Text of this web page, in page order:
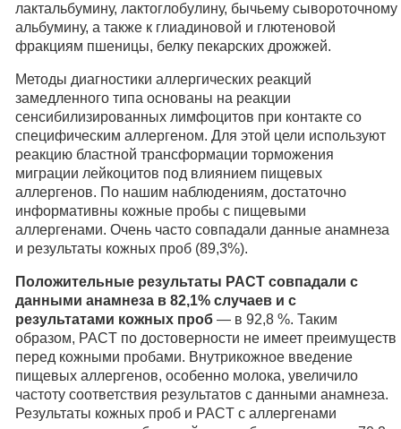
лактальбумину, лактоглобулину, бычьему сывороточному
альбумину, а также к глиадиновой и глютеновой
фракциям пшеницы, белку пекарских дрожжей.
Методы диагностики аллергических реакций
замедленного типа основаны на реакции
сенсибилизированных лимфоцитов при контакте со
специфическим аллергеном. Для этой цели используют
реакцию бластной трансформации торможения
миграции лейкоцитов под влиянием пищевых
аллергенов. По нашим наблюдениям, достаточно
информативны кожные пробы с пищевыми
аллергенами. Очень часто совпадали данные анамнеза
и результаты кожных проб (89,3%).
Положительные результаты PACT совпадали с
данными анамнеза в 82,1% случаев и с
результатами кожных проб — в 92,8 %. Таким
образом, PACT по достоверности не имеет преимуществ
перед кожными пробами. Внутрикожное введение
пищевых аллергенов, особенно молока, увеличило
частоту соответствия результатов с данными анамнеза.
Результаты кожных проб и PACT с аллергенами